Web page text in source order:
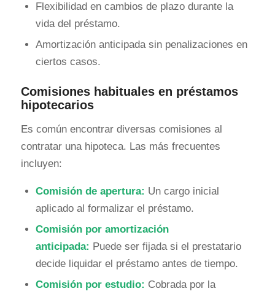
Flexibilidad en cambios de plazo durante la
vida del préstamo.
Amortización anticipada sin penalizaciones en
ciertos casos.
Comisiones habituales en préstamos
hipotecarios
Es común encontrar diversas comisiones al
contratar una hipoteca. Las más frecuentes
incluyen:
Comisión de apertura: Un cargo inicial
aplicado al formalizar el préstamo.
Comisión por amortización
anticipada: Puede ser fijada si el prestatario
decide liquidar el préstamo antes de tiempo.
Comisión por estudio: Cobrada por la